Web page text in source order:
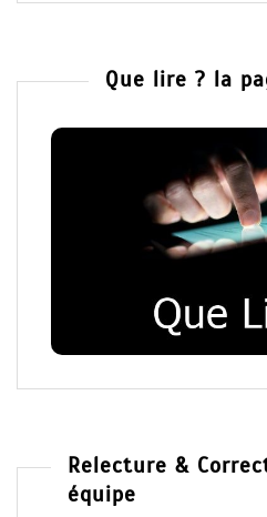
Que lire ? la
Relecture &
équipe